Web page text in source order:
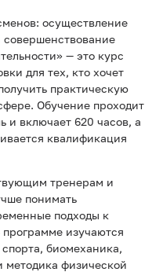
осуществление
— это курс
для тех, кто хочет
практическую
Обучение проходит
и включает 620 часов, а
квалификация
тренерам и
понимать
подходы к
изучаются
биомеханика,
методика физической